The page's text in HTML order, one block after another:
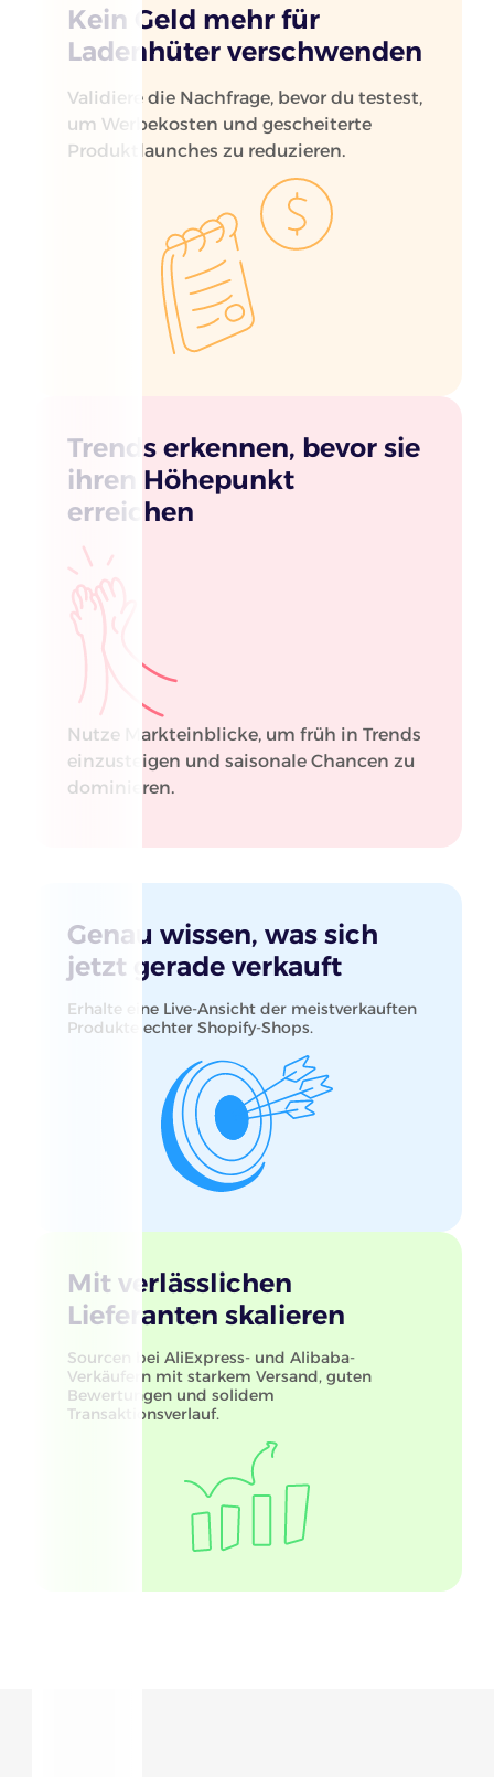
Kein Geld mehr für
Ladenhüter verschwenden
Validiere die Nachfrage, bevor du testest,
um Werbekosten und gescheiterte
Produktlaunches zu reduzieren.
Trends erkennen, bevor sie
ihren Höhepunkt
erreichen
Nutze Markteinblicke, um früh in Trends
einzusteigen und saisonale Chancen zu
dominieren.
Genau wissen, was sich
jetzt gerade verkauft
Erhalte eine Live-Ansicht der meistverkauften
Produkte echter Shopify-Shops.
Mit verlässlichen
Lieferanten skalieren
Sourcen bei AliExpress- und Alibaba-
Verkäufern mit starkem Versand, guten
Bewertungen und solidem
Transaktionsverlauf.